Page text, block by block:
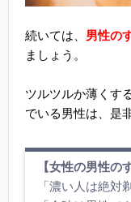
続いては、 男性の
ましょう。
ツルツルか薄くす
でいる男性は、是
【女性の男性の
「濃い人は絶対